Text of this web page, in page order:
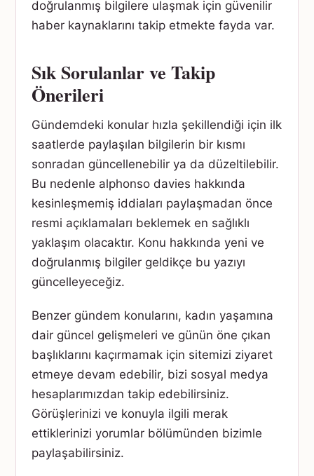
doğrulanmış bilgilere ulaşmak için güvenilir
haber kaynaklarını takip etmekte fayda var.
Sık Sorulanlar ve Takip
Önerileri
Gündemdeki konular hızla şekillendiği için ilk
saatlerde paylaşılan bilgilerin bir kısmı
sonradan güncellenebilir ya da düzeltilebilir.
Bu nedenle alphonso davies hakkında
kesinleşmemiş iddiaları paylaşmadan önce
resmi açıklamaları beklemek en sağlıklı
yaklaşım olacaktır. Konu hakkında yeni ve
doğrulanmış bilgiler geldikçe bu yazıyı
güncelleyeceğiz.
Benzer gündem konularını, kadın yaşamına
dair güncel gelişmeleri ve günün öne çıkan
başlıklarını kaçırmamak için sitemizi ziyaret
etmeye devam edebilir, bizi sosyal medya
hesaplarımızdan takip edebilirsiniz.
Görüşlerinizi ve konuyla ilgili merak
ettiklerinizi yorumlar bölümünden bizimle
paylaşabilirsiniz.